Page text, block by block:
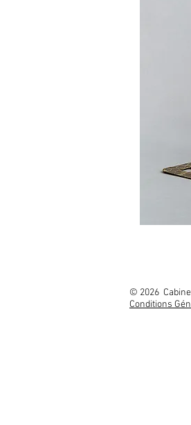
©
Conditions